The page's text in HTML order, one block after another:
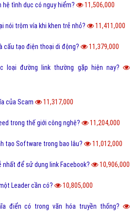
hệ tình dục có nguy hiểm? 11,506,000
nói trộm vía khi khen trẻ nhỏ? 11,411,000
cấu tạo điện thoại di động? 11,379,000
loại đường link thường gặp hiện nay?
của Scam 11,317,000
trong thế giới công nghệ? 11,204,000
tạo Software trong bao lâu? 11,012,000
nhất để sử dụng link Facebook? 10,906,000
Leader cần có? 10,805,000
điển có trong văn hóa truyền thống?